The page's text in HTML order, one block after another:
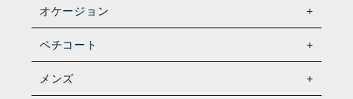
オケージョン
ペチコート
メンズ